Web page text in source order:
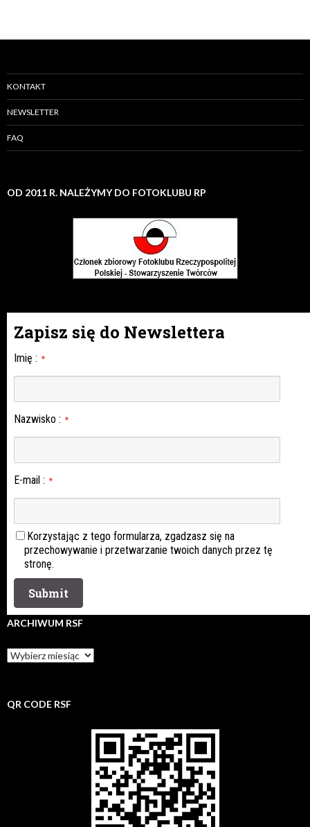
KONTAKT
NEWSLETTER
FAQ
OD 2011 R. NALEŻYMY DO FOTOKLUBU RP
Zapisz się do Newslettera
Imię : *
Nazwisko : *
E-mail : *
Korzystając z tego formularza, zgadzasz się na
przechowywanie i przetwarzanie twoich danych przez tę
stronę.
ARCHIWUM RSF
Archiwum
rsf
QR CODE RSF